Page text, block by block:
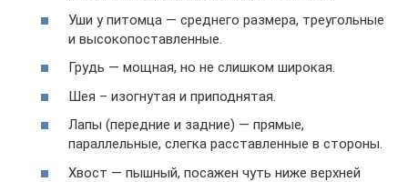
Уши у питомца — среднего размера, треугольные
и высокопоставленные.
Грудь — мощная, но не слишком широкая.
Шея – изогнутая и приподнятая.
Лапы (передние и задние) — прямые,
параллельные, слегка расставленные в стороны.
Хвост — пышный, посажен чуть ниже верхней